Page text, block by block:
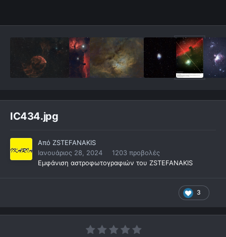
IC434.jpg
Από ZSTEFANAKIS
Ιανουάριος 28, 2024
1203 προβολές
Εμφάνιση αστροφωτογραφιών του ZSTEFANAKIS
3